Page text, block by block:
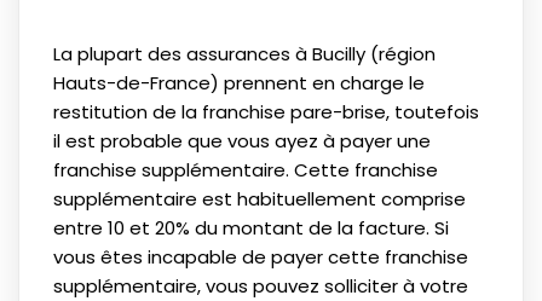
La plupart des assurances à Bucilly (région
Hauts-de-France) prennent en charge le
restitution de la franchise pare-brise, toutefois
il est probable que vous ayez à payer une
franchise supplémentaire. Cette franchise
supplémentaire est habituellement comprise
entre 10 et 20% du montant de la facture. Si
vous êtes incapable de payer cette franchise
supplémentaire, vous pouvez solliciter à votre